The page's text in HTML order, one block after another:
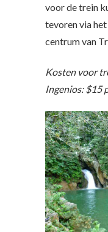
voor de trein
tevoren via
centrum van
Kosten voor
Ingenios: $15